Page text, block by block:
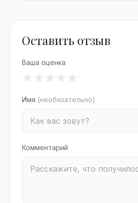
Оставить отзыв
Ваша оценка
★
★
★
★
★
Имя (необязательно)
Комментарий